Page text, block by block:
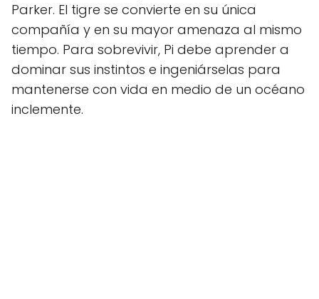
Parker. El tigre se convierte en su única
compañía y en su mayor amenaza al mismo
tiempo. Para sobrevivir, Pi debe aprender a
dominar sus instintos e ingeniárselas para
mantenerse con vida en medio de un océano
inclemente.